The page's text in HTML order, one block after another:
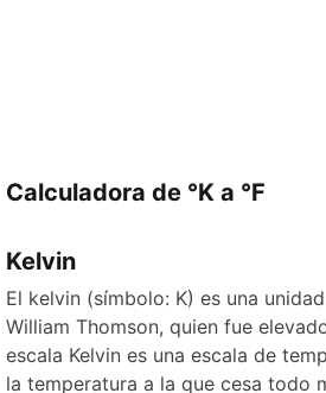
Calculadora de °K a °F
Kelvin
El kelvin (símbolo: K) es una
William Thomson, quien fue
escala Kelvin es una escala de
la temperatura a la que cesa todo